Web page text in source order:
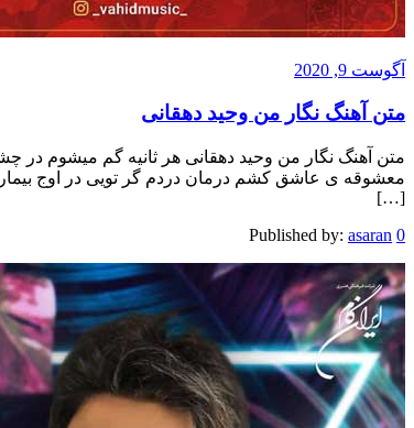
آگوست 9, 2020
متن آهنگ نگار من وحید دهقانی
متن آهنگ نگار من وحید دهقانی هر ثانیه گم میشوم در
معشوقه ی عاشق کشم درمان دردم گر تویی در اوج
[…]
Published by: asaran 0